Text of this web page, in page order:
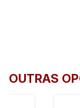
OUTRAS